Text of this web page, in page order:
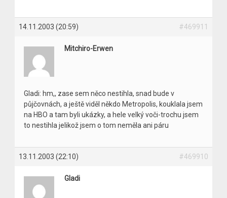
14.11.2003 (20:59) #469911
Mitchiro-Erwen
Gladi: hm,, zase sem něco nestihla, snad bude v
půjčovnách, a ještě viděl někdo Metropolis, kouklala jsem
na HBO a tam byli ukázky, a hele velký voči-trochu jsem
to nestihla jelikož jsem o tom neměla ani páru
13.11.2003 (22:10) #469910
Gladi